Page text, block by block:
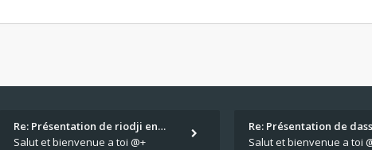
Re: Présentation de riodji en…
Salut et bienvenue a toi @+
Re: Présentation de
Salut et bienvenue a toi